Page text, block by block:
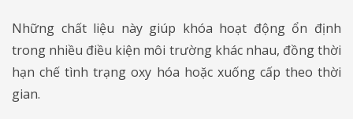
Những chất liệu này giúp khóa hoạt động ổn định
trong nhiều điều kiện môi trường khác nhau, đồng thời
hạn chế tình trạng oxy hóa hoặc xuống cấp theo thời
gian.